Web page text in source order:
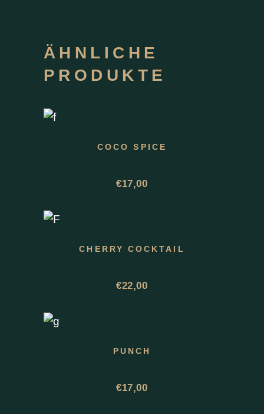
ÄHNLICHE
PRODUKTE
COCO SPICE
€17,00
CHERRY COCKTAIL
€22,00
PUNCH
€17,00